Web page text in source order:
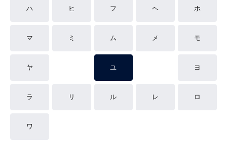
ハ ヒ フ ヘ ホ
マ ミ ム メ モ
ヤ ユ ヨ
ラ リ ル レ ロ
ワ